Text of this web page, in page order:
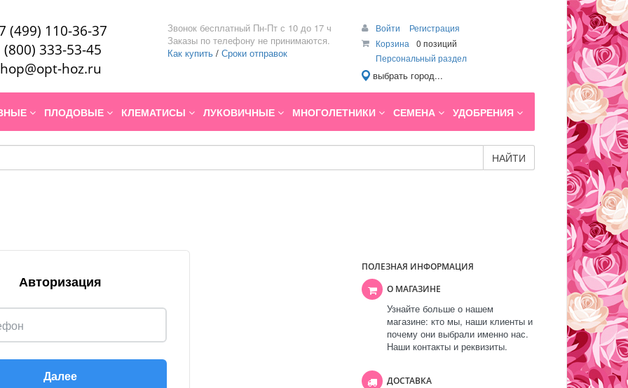
(499) 110-36-37
(800) 333-53-45
hoz.ru
Звонок бесплатный Пн-Пт с 10 до 17 ч
Заказы по телефону не принимаются.
Как купить / Сроки отправок
Войти
Регистрация
Корзина
0 позиций
Персональный раздел
выбрать город...
ПЛОДОВЫЕ КЛЕМАТИСЫ ЛУКОВИЧНЫЕ МНОГОЛЕТНИКИ СЕМЕНА УДОБРЕНИЯ
НАЙТИ
Авторизация
Далее
ПОЛЕЗНАЯ ИНФОРМАЦИЯ
О МАГАЗИНЕ
Узнайте больше о нашем
магазине: кто мы, наши клиенты и
почему они выбрали именно нас.
Наши контакты и реквизиты.
ДОСТАВКА